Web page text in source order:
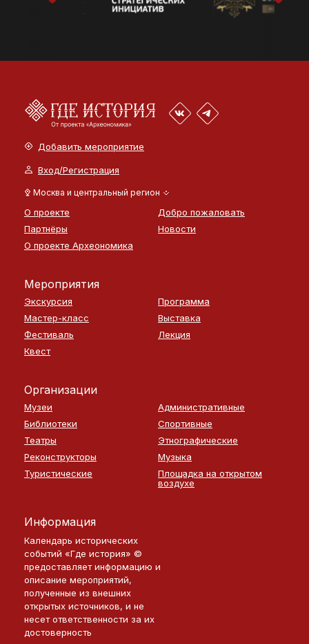
Добавить мероприятие
Вход/Регистрация
Москва и центральный регион
О проекте
Добро пожаловать
Партнёры
Новости
О проекте Археономика
Мероприятия
Экскурсия
Программа
Мастер-класс
Выставка
Фестиваль
Лекция
Квест
Организации
Музеи
Административные
Библиотеки
Спортивные
Театры
Этнографические
Реконструкторы
Музыка
Туристические
Площадка на открытом
воздухе
Информация
Календарь исторических
событий «Где история» ©
предоставляет информацию и
описание мероприятий,
полученные из внешних
открытых источников, и не
несет ответственности за их
достоверность